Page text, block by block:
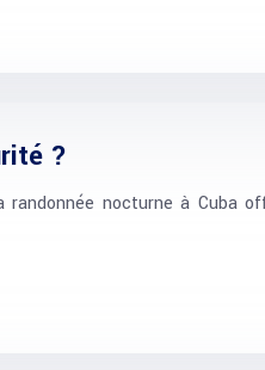
?
nocturne à Cuba